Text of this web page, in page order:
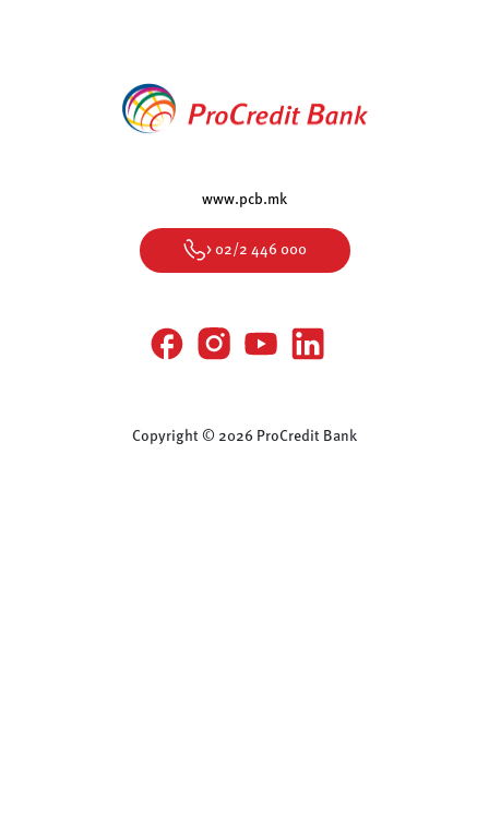
www.pcb.mk
> 02/2 446 000
Copyright © 2026 ProCredit Bank